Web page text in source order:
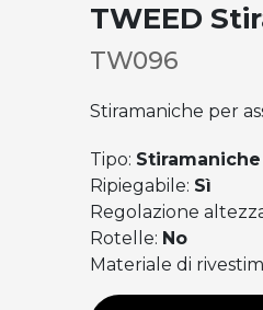
TWEED
TW096
Stiramaniche per
Tipo: Stiramaniche
Ripiegabile: Sì
Regolazione
Rotelle: No
Materiale di